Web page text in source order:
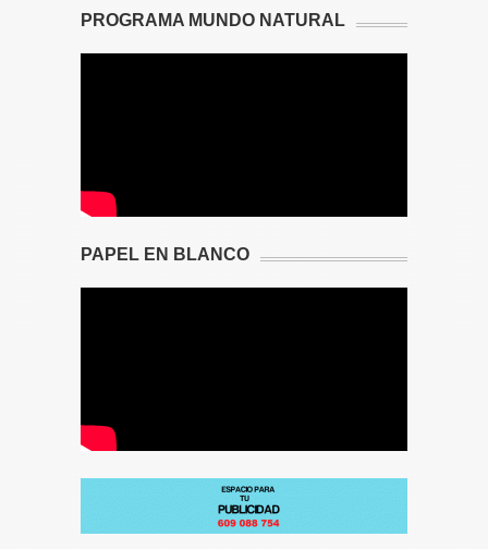
PROGRAMA MUNDO NATURAL
PAPEL EN BLANCO